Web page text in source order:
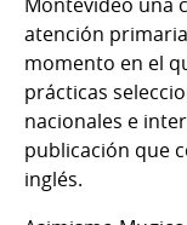
atención
momento en el
prácticas
nacionales e
publicación que
inglés.